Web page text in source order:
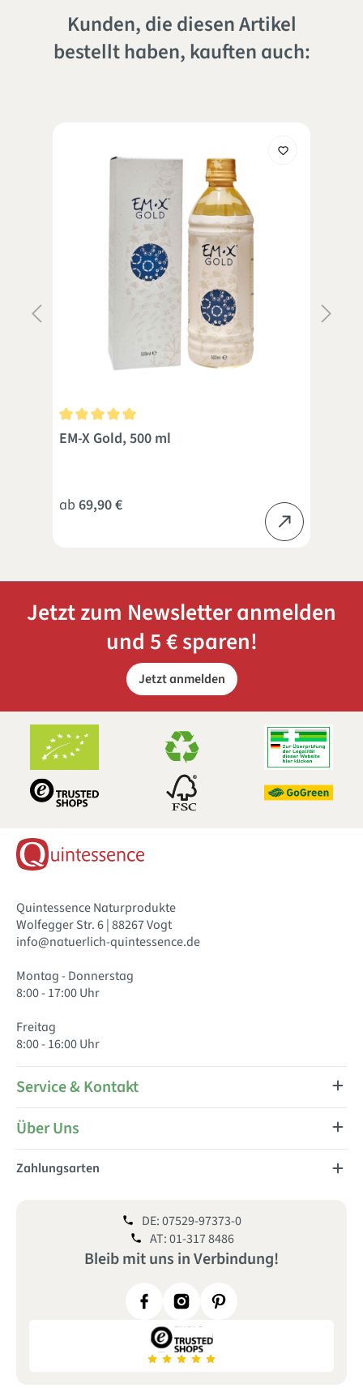
Kunden, die diesen Artikel
bestellt haben, kauften auch:
Durchschnittliche Bewertung von 5 von 5 Sternen
EM-X Gold, 500 ml
ab 69,90 €
Jetzt zum Newsletter anmelden
und 5 € sparen!
Jetzt anmelden
Quintessence Naturprodukte
Wolfegger Str. 6 | 88267 Vogt
info@natuerlich-quintessence.de
Montag - Donnerstag
8:00 - 17:00 Uhr
Freitag
8:00 - 16:00 Uhr
Service & Kontakt
Über Uns
Zahlungsarten
Bleib mit uns inVerbindung!
DE: 07529-97373-0
AT: 01-317 8486